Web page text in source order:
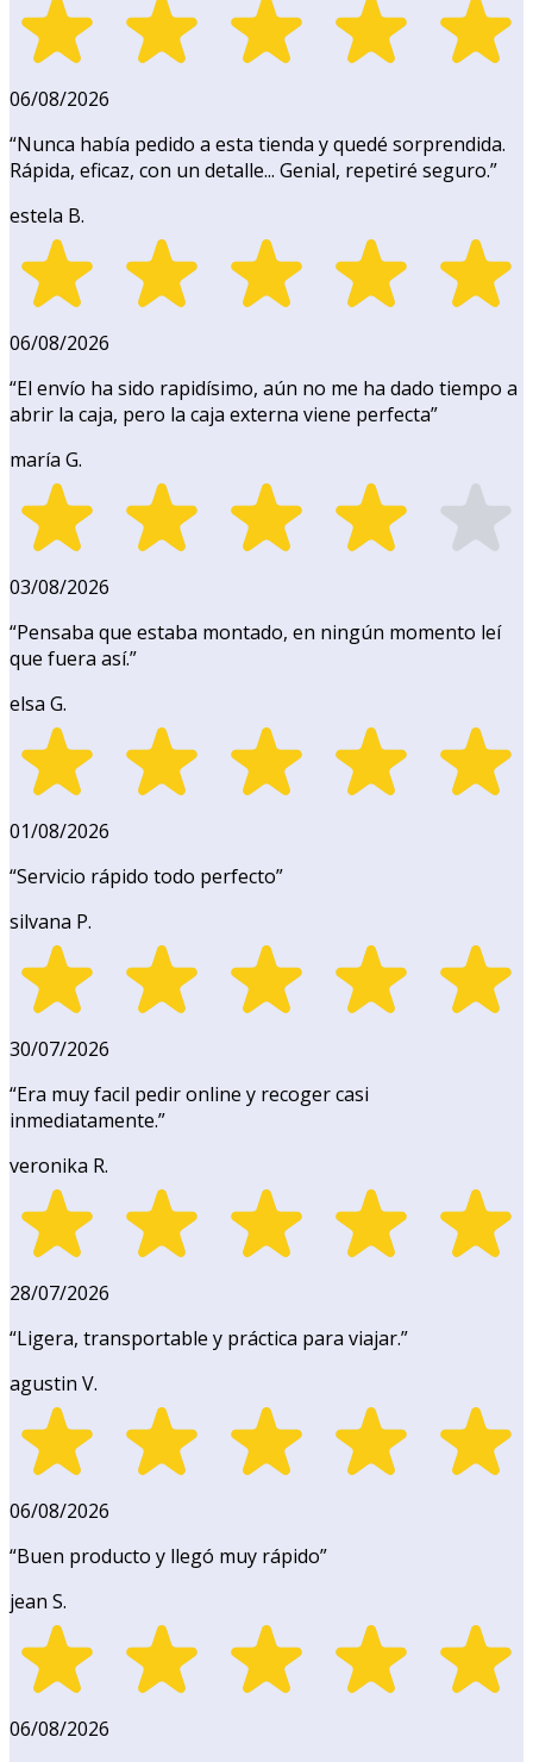
06/08/2026
“Nunca había pedido a esta tienda y quedé sorprendida.
Rápida, eficaz, con un detalle... Genial, repetiré seguro.”
estela B.
06/08/2026
“El envío ha sido rapidísimo, aún no me ha dado tiempo a
abrir la caja, pero la caja externa viene perfecta”
maría G.
03/08/2026
“Pensaba que estaba montado, en ningún momento leí
que fuera así.”
elsa G.
01/08/2026
“Servicio rápido todo perfecto”
silvana P.
30/07/2026
“Era muy facil pedir online y recoger casi
inmediatamente.”
veronika R.
28/07/2026
“Ligera, transportable y práctica para viajar.”
agustin V.
06/08/2026
“Buen producto y llegó muy rápido”
jean S.
06/08/2026